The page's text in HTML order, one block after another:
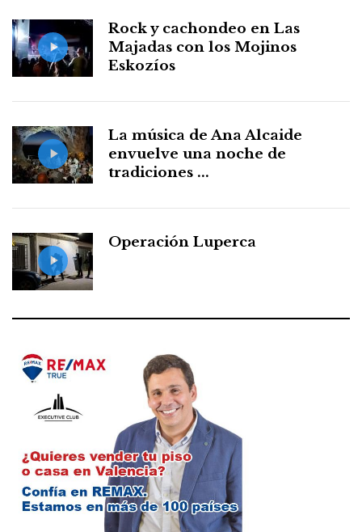
Rock y cachondeo en Las
Majadas con los Mojinos
Eskozíos
La música de Ana Alcaide
envuelve una noche de
tradiciones ...
Operación Luperca